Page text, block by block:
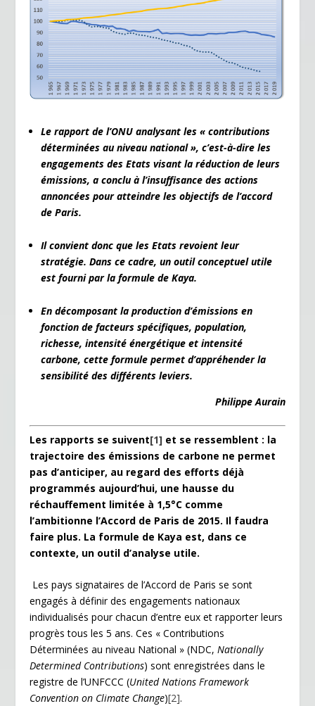
k dl
y
Le rapport de l’ONU analysant les « contributions
déterminées au niveau national », c’est-à-dire les
engagements des Etats visant la réduction de leurs
émissions, a conclu à l’insuffisance des actions
annoncées pour atteindre les objectifs de l’accord
de Paris.
Il convient donc que les Etats revoient leur
stratégie. Dans ce cadre, un outil conceptuel utile
est fourni par la formule de Kaya.
En décomposant la production d’émissions en
fonction de facteurs spécifiques, population,
richesse, intensité énergétique et intensité
carbone, cette formule permet d’appréhender la
sensibilité des différents leviers.
Philippe Aurain
Les rapports se suivent[1] et se ressemblent : la
trajectoire des émissions de carbone ne permet
pas d’anticiper, au regard des efforts déjà
programmés aujourd’hui, une hausse du
réchauffement limitée à 1,5°C comme
l’ambitionne l’Accord de Paris de 2015. Il faudra
faire plus. La formule de Kaya est, dans ce
contexte, un outil d’analyse utile.
Les pays signataires de l’Accord de Paris se sont
engagés à définir des engagements nationaux
individualisés pour chacun d’entre eux et rapporter leurs
progrès tous les 5 ans. Ces « Contributions
Déterminées au niveau National » (NDC,Nationally
Determined Contributions) sont enregistrées dans le
registre de l’UNFCCC (United Nations Framework
Convention on Climate Change)[2].